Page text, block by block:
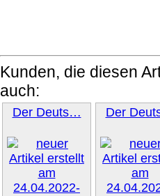
Kunden, die diesen
auch:
Der Deuts… Der